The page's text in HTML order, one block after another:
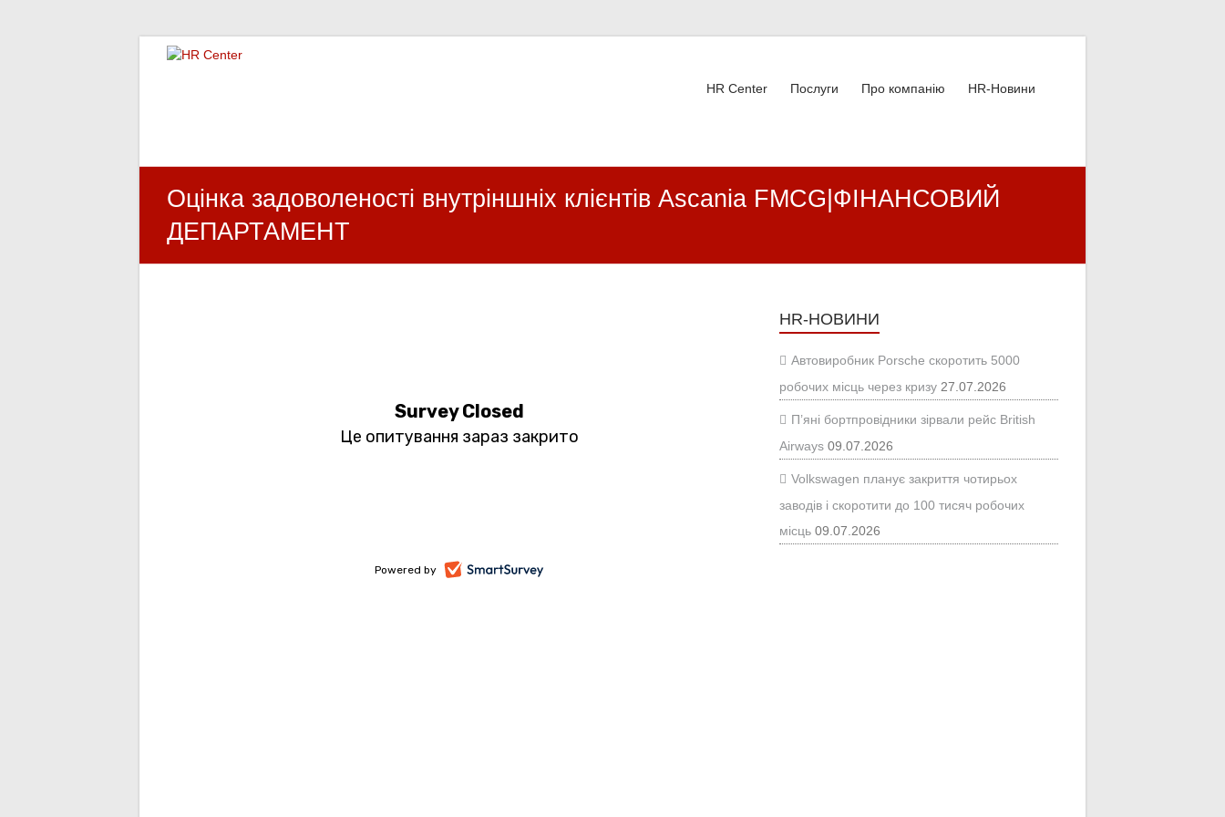
HR Center Послуги Про компанію HR-Новини
Оцінка задоволеності внутріншніх клієнтів Ascania FMCG|ФІНАНСОВИЙ
ДЕПАРТАМЕНТ
HR-НОВИНИ
Автовиробник Porsche скоротить 5000
робочих місць через кризу 27.07.2026
П’яні бортпровідники зірвали рейс British
Airways 09.07.2026
Volkswagen планує закриття чотирьох
заводів і скоротити до 100 тисяч робочих
місць 09.07.2026